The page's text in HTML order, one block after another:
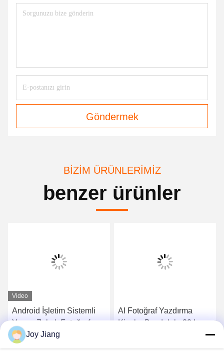
Göndermek
BIZIM ÜRÜNLERIMIZ
benzer ürünler
Video
Android İşletim Sistemli
Yapay Zekalı Fotoğraf
Baskı Makinesi, 1 Dakika
Baskı Hızına Sahip
En İyi Fiyatı Alın
AI Fotoğraf Yazdırma
Kiosku Buzdolabı 32 Inç
Ekranlı ve Ödeme POS ile
Mıknatıs Yazdırma Kiosku
En İyi Fiyatı Alın
Joy Jiang